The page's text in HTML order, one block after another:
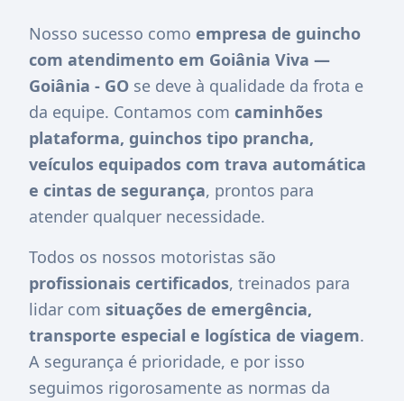
Nosso sucesso como empresa de guincho
com atendimento em Goiânia Viva —
Goiânia - GO se deve à qualidade da frota e
da equipe. Contamos com caminhões
plataforma, guinchos tipo prancha,
veículos equipados com trava automática
e cintas de segurança, prontos para
atender qualquer necessidade.
Todos os nossos motoristas são
profissionais certificados, treinados para
lidar com situações de emergência,
transporte especial e logística de viagem.
A segurança é prioridade, e por isso
seguimos rigorosamente as normas da